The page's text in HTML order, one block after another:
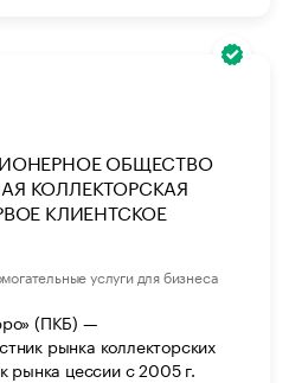
ОБЩЕСТВО
КОЛЛЕКТОРСКАЯ
КЛИЕНТСКОЕ
услуги для бизнеса
(ПКБ) —
рынка коллекторских
рынка цессии с 2005 г.